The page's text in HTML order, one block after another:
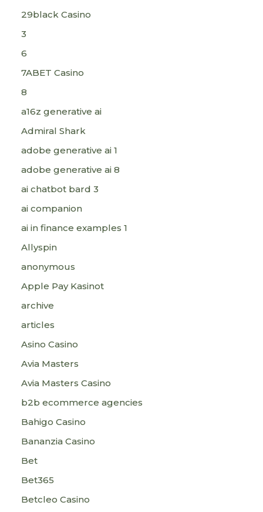
29black Casino
3
6
7ABET Casino
8
a16z generative ai
Admiral Shark
adobe generative ai 1
adobe generative ai 8
ai chatbot bard 3
ai companion
ai in finance examples 1
Allyspin
anonymous
Apple Pay Kasinot
archive
articles
Asino Casino
Avia Masters
Avia Masters Casino
b2b ecommerce agencies
Bahigo Casino
Bananzia Casino
Bet
Bet365
Betcleo Casino